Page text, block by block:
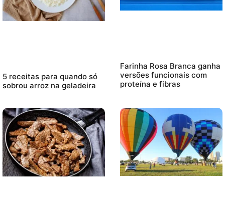
5 receitas para quando só
sobrou arroz na geladeira
Farinha Rosa Branca ganha
versões funcionais com
proteína e fibras